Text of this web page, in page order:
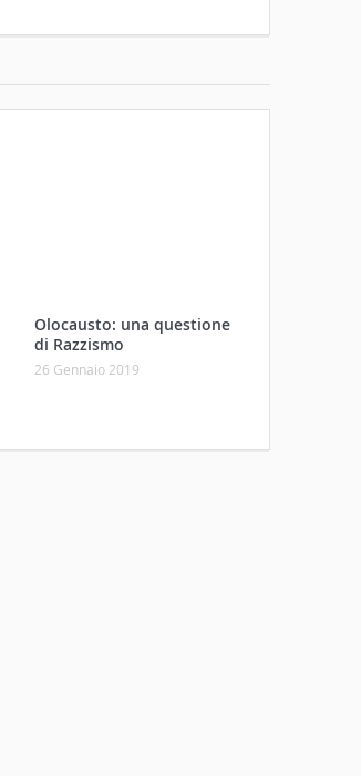
Olocausto: una questione
di Razzismo
26 Gennaio 2019